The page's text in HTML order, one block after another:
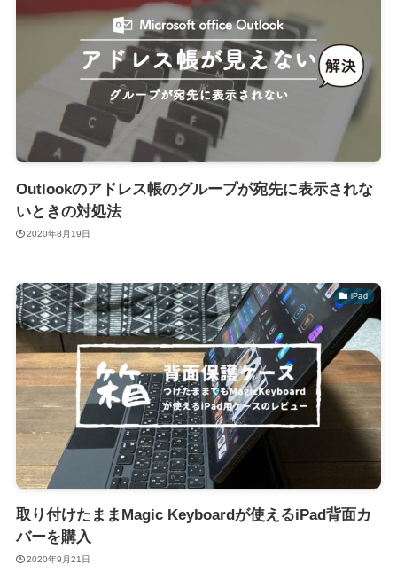
Outlookのアドレス帳のグループが宛先に表示されな
いときの対処法
2020年8月19日
iPad
取り付けたままMagic Keyboardが使えるiPad背面カ
バーを購入
2020年9月21日